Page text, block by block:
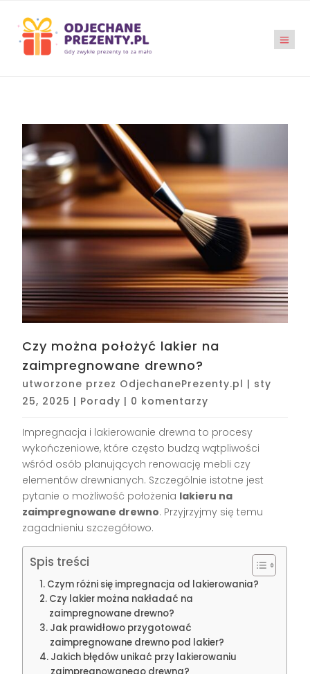
Czy można położyć lakier na
zaimpregnowane drewno?
utworzone przez OdjechanePrezenty.pl | sty
25, 2025 | Porady | 0 komentarzy
Impregnacja i lakierowanie drewna to procesy
wykończeniowe, które często budzą wątpliwości
wśród osób planujących renowację mebli czy
elementów drewnianych. Szczególnie istotne jest
pytanie o możliwość położenia lakieru na
zaimpregnowane drewno. Przyjrzyjmy się temu
zagadnieniu szczegółowo.
Spis treści
Czym różni się impregnacja od lakierowania?
Czy lakier można nakładać na
zaimpregnowane drewno?
Jak prawidłowo przygotować
zaimpregnowane drewno pod lakier?
Jakich błędów unikać przy lakierowaniu